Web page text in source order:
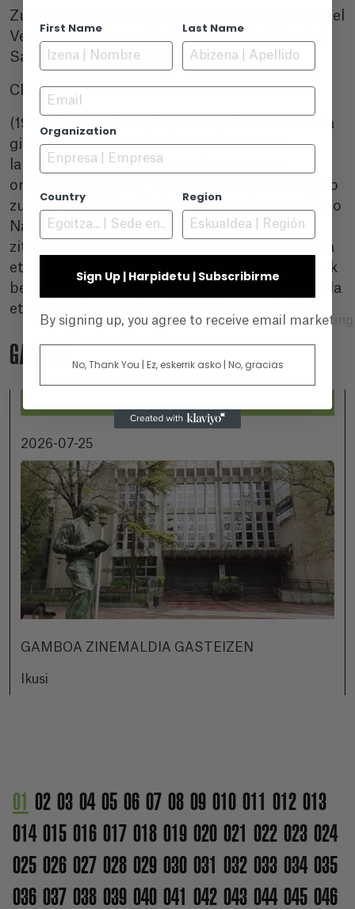
Zuzendaritza: Cristian Bernard Aktoreak: Maribel
Verdú, Sofía Otero, Ibai Atanes, Urko Olazabal,
Sandra Ferrus, Zorion Eguileor
CRISTIAN BERNARD
(1968, Buenos Aires, Argentina). Zuzendaria eta
gidoigilea da. 1989an fikziozko lehen film
laburra, “La Ceguera” zuzendu zuen, eta,
ondoren, “Skinhitler” (1998) etorri zen, saria jaso
zuena. “76 89 03” film luzea zuzendu zuen Flavio
Nardinirekin batera (2000), eta horrekin egin
zituen, baita ere, “La Mona es dios” film laburra
eta “Regresados” (2008) filma. Halaber, besteak
beste, “Germán, últimas viñetas” (2013) telesaila
eta “Ecos de un crimen” (2022) zuzendu ditu.
GAINERA...
2026-07-25
GAMBOA ZINEMALDIA GASTEIZEN
Ikusi
01 02 03 04 05 06 07 08 09 010 011 012 013
014 015 016 017 018 019 020 021 022 023 024
025 026 027 028 029 030 031 032 033 034 035
036 037 038 039 040 041 042 043 044 045 046
First Name Last Name
Email
Organization
Country Region
Sign Up | Harpidetu | Subscribirme
By signing up, you agree to receive email
No, Thank You | Ez, eskerrik asko | No, gracias